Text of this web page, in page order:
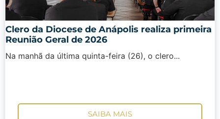
Clero da Diocese de Anápolis realiza primeira
Reunião Geral de 2026
Na manhã da última quinta-feira (26), o clero...
SAIBA MAIS